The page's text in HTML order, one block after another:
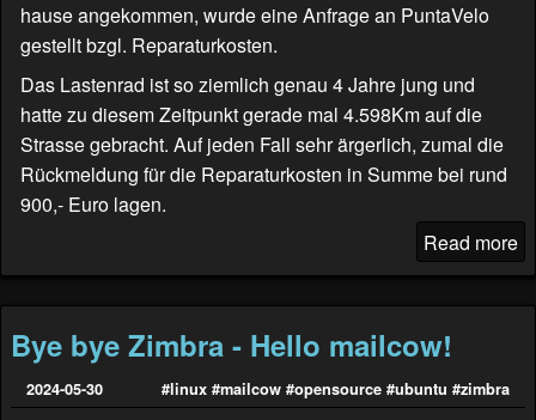
hause angekommen, wurde eine Anfrage an PuntaVelo
gestellt bzgl. Reparaturkosten.
Das Lastenrad ist so ziemlich genau 4 Jahre jung und
hatte zu diesem Zeitpunkt gerade mal 4.598Km auf die
Strasse gebracht. Auf jeden Fall sehr ärgerlich, zumal die
Rückmeldung für die Reparaturkosten in Summe bei rund
900,- Euro lagen.
Read more
Bye bye Zimbra - Hello mailcow!
2024-05-30 #linux #mailcow #opensource #ubuntu #zimbra